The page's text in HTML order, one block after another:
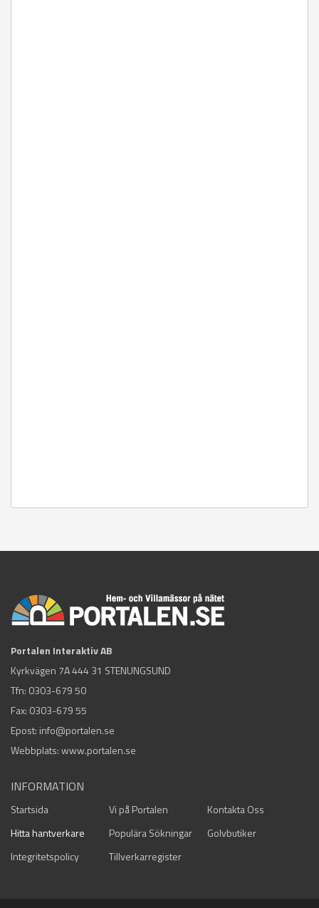
Portalen Interaktiv AB
Kyrkvägen 7A 444 31 STENUNGSUND
Tfn: 0303-679 50
Fax: 0303-679 55
Epost: info@portalen.se
Webbplats: www.portalen.se
INFORMATION
Startsida Vi på Portalen
Kontakta Oss
Hitta hantverkare
Populära Sökningar
Golvbutiker
Integritetspolicy
Tillverkarregister